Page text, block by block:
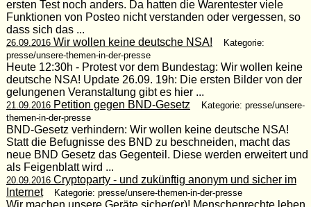
ersten Test noch anders. Da hatten die Warentester viele
Funktionen von Posteo nicht verstanden oder vergessen, so
dass sich das ...
26.09.2016Wir wollen keine deutsche NSA!
Kategorie:
presse/unsere-themen-in-der-presse
Heute 12:30h - Protest vor dem Bundestag: Wir wollen keine
deutsche NSA! Update 26.09. 19h: Die ersten Bilder von der
gelungenen Veranstaltung gibt es hier ...
21.09.2016Petition gegen BND-Gesetz
Kategorie: presse/unsere-
themen-in-der-presse
BND-Gesetz verhindern: Wir wollen keine deutsche NSA!
Statt die Befugnisse des BND zu beschneiden, macht das
neue BND Gesetz das Gegenteil. Diese werden erweitert und
als Feigenblatt wird ...
20.09.2016Cryptoparty - und zukünftig anonym und sicher im
Internet
Kategorie: presse/unsere-themen-in-der-presse
Wir machen unsere Geräte sicher(er)! Menschenrechte leben